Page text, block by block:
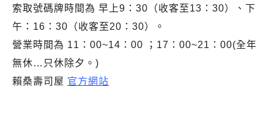
索取號碼牌時間為 早上9：30（收客至13：30）、下
午：16：30（收客至20：30）。
營業時間為 11：00~14：00 ；17：00~21：00(全年
無休…只休除夕。)
賴桑壽司屋 官方網站